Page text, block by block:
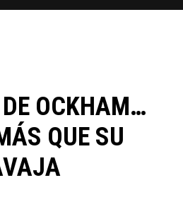
OCKHAM…
QUE SU